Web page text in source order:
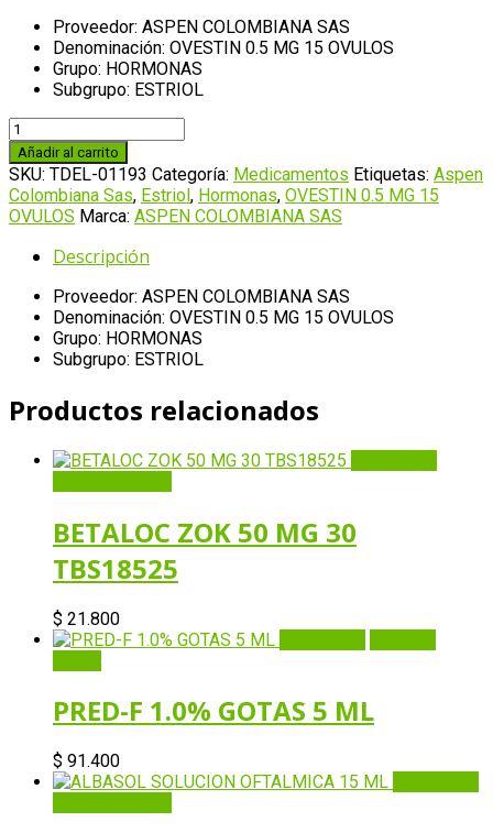
Proveedor: ASPEN COLOMBIANA SAS
Denominación: OVESTIN 0.5 MG 15 OVULOS
Grupo: HORMONAS
Subgrupo: ESTRIOL
OVESTIN
0.5
MG
15
OVULOS
cantidad
Añadir al carrito
SKU: TDEL-01193 Categoría: Medicamentos Etiquetas: Aspen
Colombiana Sas, Estriol, Hormonas, OVESTIN 0.5 MG 15
OVULOS Marca: ASPEN COLOMBIANA SAS
Descripción
Proveedor: ASPEN COLOMBIANA SAS
Denominación: OVESTIN 0.5 MG 15 OVULOS
Grupo: HORMONAS
Subgrupo: ESTRIOL
Productos relacionados
BETALOC ZOK 50 MG 30
TBS18525
$ 21.800
PRED-F 1.0% GOTAS 5 ML
$ 91.400